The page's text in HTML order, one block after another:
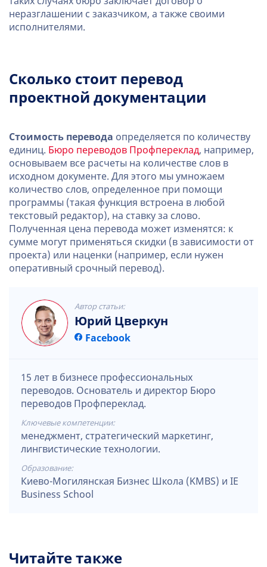
неразглашении с заказчиком, а также своими
исполнителями.
Сколько стоит перевод
проектной документации
Стоимость перевода определяется по количеству
единиц. Бюро переводов Профпереклад, например,
основываем все расчеты на количестве слов в
исходном документе. Для этого мы умножаем
количество слов, определенное при помощи
программы (такая функция встроена в любой
текстовый редактор), на ставку за слово.
Полученная цена перевода может изменятся: к
сумме могут применяться скидки (в зависимости от
проекта) или наценки (например, если нужен
оперативный срочный перевод).
Автор статьи:
Юрий Цверкун
Facebook
15 лет в бизнесе профессиональных
переводов. Основатель и директор Бюро
переводов Профпереклад.
Ключевые компетенции:
менеджмент, стратегический маркетинг,
лингвистические технологии.
Образование:
Киево-Могилянская Бизнес Школа (KMBS) и IE
Business School
Читайте также